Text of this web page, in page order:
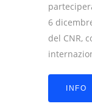
6
del CNR,
INFO